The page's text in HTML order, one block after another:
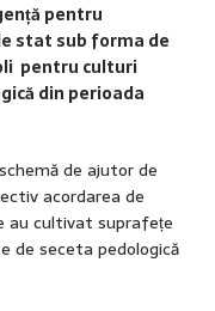
pentru
stat sub forma de
pentru culturi
din perioada
de ajutor de
acordarea de
au cultivat suprafețe
de seceta pedologică